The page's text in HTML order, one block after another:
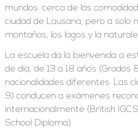
mundos: cerca de las
ciudad de Lausana, pero a solo
montañas, los lagos y la
La escuela da la bienvenida a
de día, de 13 a 18 años (Grados
nacionalidades diferentes. Las
9) conducen a exámenes
internacionalmente (British
School Diploma).